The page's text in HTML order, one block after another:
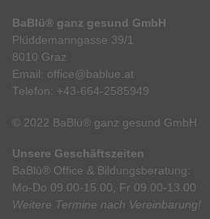
BaBlü® ganz gesund GmbH
Plüddemanngasse 39/1
8010 Graz
Email: office@bablue.at
Telefon: +43-664-2585949
© 2022 BaBlü® ganz gesund GmbH
Unsere Geschäftszeiten
BaBlü® Office & Bildungsberatung:
Mo-Do 09.00-15.00, Fr 09.00-13.00
Weitere Termine nach Vereinbarung!